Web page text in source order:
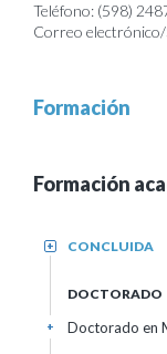
Teléfono: (598)
Correo
Formación
Formación
CONCLUIDA
+
DOCTORADO
Doctorado en
+